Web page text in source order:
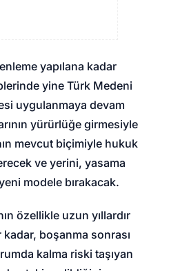
yapılana kadar
yine Türk Medeni
uygulanmaya devam
yürürlüğe girmesiyle
mevcut biçimiyle hukuk
ve yerini, yasama
modele bırakacak.
özellikle uzun yıllardır
boşanma sonrası
kalma riski taşıyan